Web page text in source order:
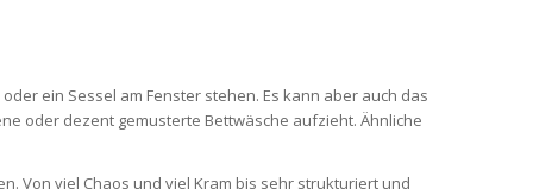
ein Sessel am Fenster stehen. Es kann aber auch das
oder dezent gemusterte Bettwäsche aufzieht. Ähnliche
Von viel Chaos und viel Kram bis sehr strukturiert und